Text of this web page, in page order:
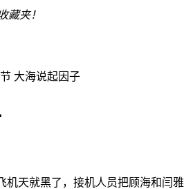
藏夹！
大海说起因子
天就黑了，接机人员把顾海和闫